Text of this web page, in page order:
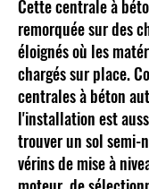
Cette centrale à
remorquée sur des
éloignés où les
chargés sur place.
centrales à béton
l'installation est
trouver un sol semi-
vérins de mise à